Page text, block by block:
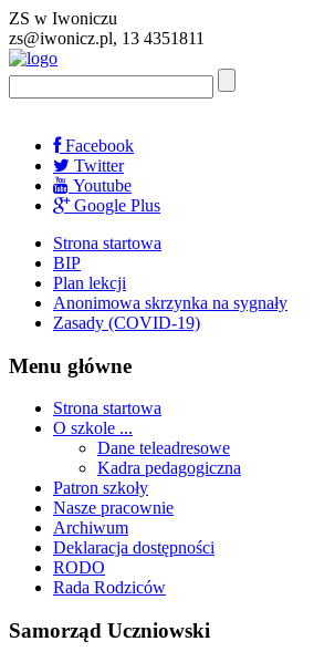
ZS w Iwoniczu
zs@iwonicz.pl, 13 4351811
Facebook
Twitter
Youtube
Google Plus
Strona startowa
BIP
Plan lekcji
Anonimowa skrzynka na sygnały
Zasady (COVID-19)
Menu główne
Strona startowa
O szkole ...
Dane teleadresowe
Kadra pedagogiczna
Patron szkoły
Nasze pracownie
Archiwum
Deklaracja dostępności
RODO
Rada Rodziców
Samorząd Uczniowski